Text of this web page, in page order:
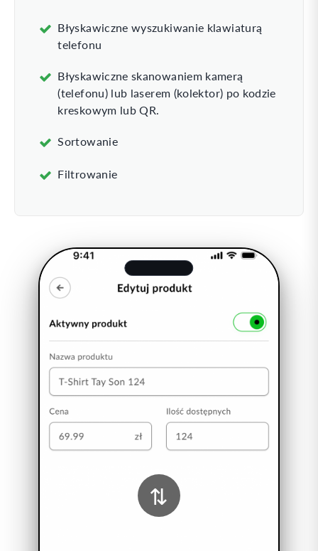
0
Błyskawiczne wyszukiwanie klawiaturą
telefonu
Błyskawiczne skanowaniem kamerą
(telefonu) lub laserem (kolektor) po kodzie
kreskowym lub QR.
Sortowanie
Filtrowanie